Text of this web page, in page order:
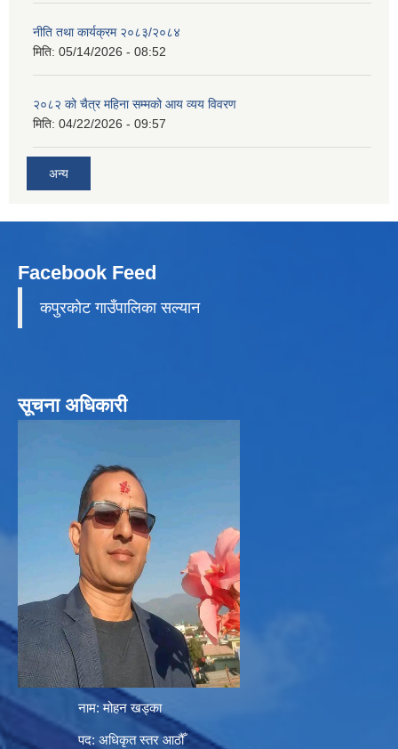
नीति तथा कार्यक्रम २०८३/२०८४
मिति: 05/14/2026 - 08:52
२०८२ को चैत्र महिना सम्मको आय व्यय विवरण
मिति: 04/22/2026 - 09:57
अन्य
Facebook Feed
कपुरकाेट गाउँपालिका सल्यान
सूचना अधिकारी
नाम: मोहन खड्का
पद: अधिकृत स्तर आठौँ